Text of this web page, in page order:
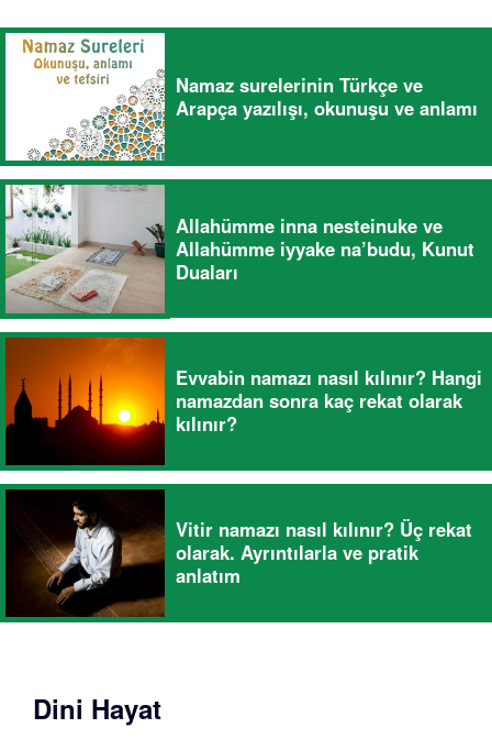
Namaz surelerinin Türkçe ve
Arapça yazılışı, okunuşu ve anlamı
Allahümme inna nesteinuke ve
Allahümme iyyake na’budu, Kunut
Duaları
Evvabin namazı nasıl kılınır? Hangi
namazdan sonra kaç rekat olarak
kılınır?
Vitir namazı nasıl kılınır? Üç rekat
olarak. Ayrıntılarla ve pratik
anlatım
Dini Hayat